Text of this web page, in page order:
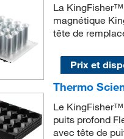
La
magnétique
tête de
Prix et
Thermo
Le
puits profond
avec tête de